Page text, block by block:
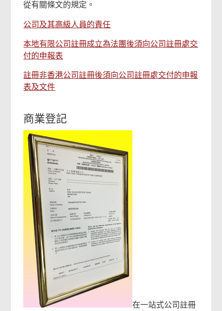
從有關條文的規定。
公司及其高級人員的責任
本地有限公司註冊成立為法團後須向公司註冊處交
付的申報表
註冊非香港公司註冊後須向公司註冊處交付的申報
表及文件
商業登記
在一站式公司註冊